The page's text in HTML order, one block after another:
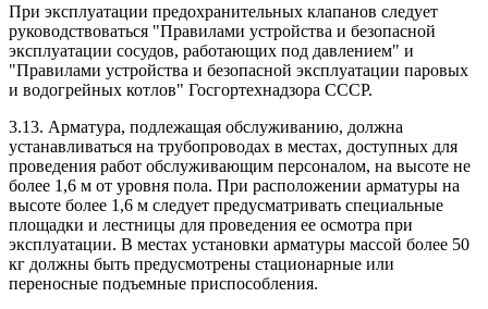
При эксплуатации предохранительных клапанов следует
руководствоваться "Правилами устройства и безопасной
эксплуатации сосудов, работающих под давлением" и
"Правилами устройства и безопасной эксплуатации паровых
и водогрейных котлов" Госгортехнадзора СССР.
3.13. Арматура, подлежащая обслуживанию, должна
устанавливаться на трубопроводах в местах, доступных для
проведения работ обслуживающим персоналом, на высоте не
более 1,6 м от уровня пола. При расположении арматуры на
высоте более 1,6 м следует предусматривать специальные
площадки и лестницы для проведения ее осмотра при
эксплуатации. В местах установки арматуры массой более 50
кг должны быть предусмотрены стационарные или
переносные подъемные приспособления.